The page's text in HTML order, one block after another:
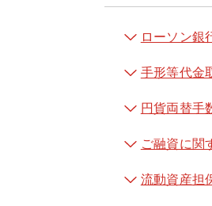
ローソン銀
手形等代金
円貨両替手
ご融資に関
流動資産担